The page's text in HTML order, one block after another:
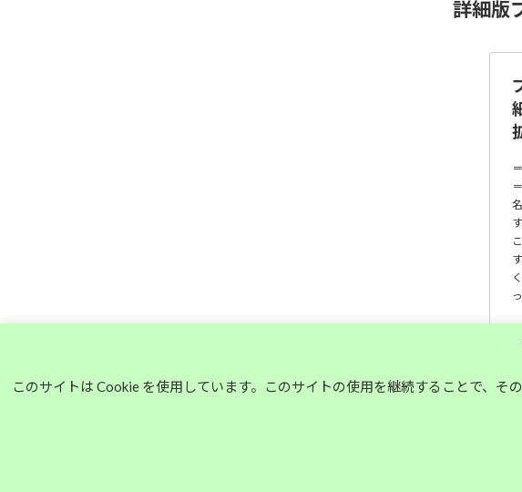
詳細版
Copyright
このサイトは Cookie を使用しています。このサイトの使用を継続することで、